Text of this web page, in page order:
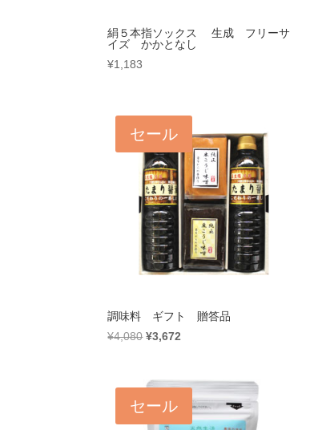
絹５本指ソックス 生成 フリーサ
イズ かかとなし
¥1,183
セール
調味料 ギフト 贈答品
¥4,080 元
格
は
¥3,672
価
セール